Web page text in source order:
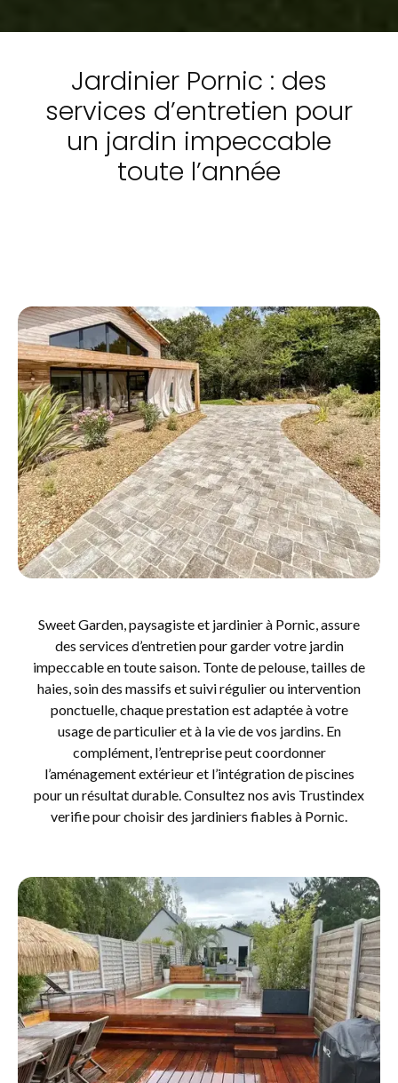
Jardinier Pornic : des
services d’entretien pour
un jardin impeccable
toute l’année
Sweet Garden, paysagiste et jardinier à Pornic, assure
des services d’entretien pour garder votre jardin
impeccable en toute saison. Tonte de pelouse, tailles de
haies, soin des massifs et suivi régulier ou intervention
ponctuelle, chaque prestation est adaptée à votre
usage de particulier et à la vie de vos jardins. En
complément, l’entreprise peut coordonner
l’aménagement extérieur et l’intégration de piscines
pour un résultat durable. Consultez nos avis Trustindex
verifie pour choisir des jardiniers fiables à Pornic.